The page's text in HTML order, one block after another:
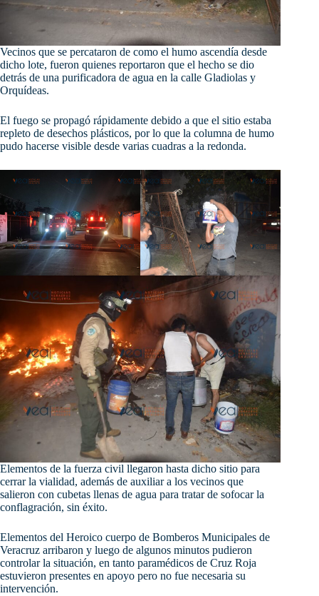
Vecinos que se percataron de como el humo ascendía desde
dicho lote, fueron quienes reportaron que el hecho se dio
detrás de una purificadora de agua en la calle Gladiolas y
Orquídeas.
El fuego se propagó rápidamente debido a que el sitio estaba
repleto de desechos plásticos, por lo que la columna de humo
pudo hacerse visible desde varias cuadras a la redonda.
Elementos de la fuerza civil llegaron hasta dicho sitio para
cerrar la vialidad, además de auxiliar a los vecinos que
salieron con cubetas llenas de agua para tratar de sofocar la
conflagración, sin éxito.
Elementos del Heroico cuerpo de Bomberos Municipales de
Veracruz arribaron y luego de algunos minutos pudieron
controlar la situación, en tanto paramédicos de Cruz Roja
estuvieron presentes en apoyo pero no fue necesaria su
intervención.